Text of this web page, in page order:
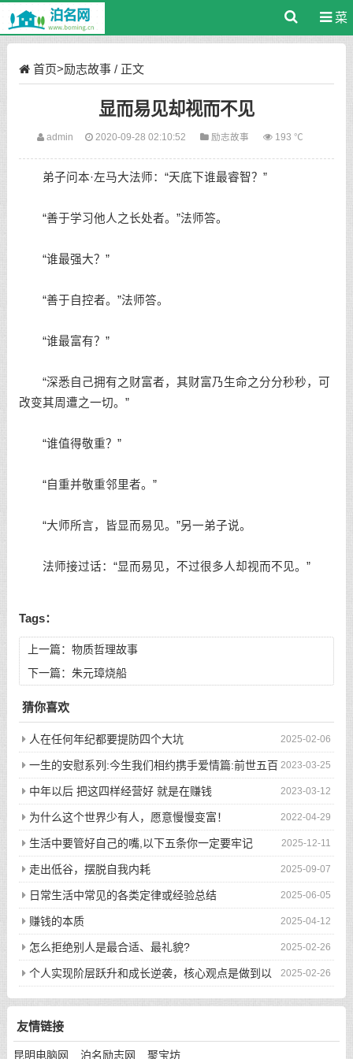
菜
首页>励志故事/ 正文
显而易见却视而不见
admin 2020-09-28 02:10:52 励志故事 193 ℃
弟子问本·左马大法师：“天底下谁最睿智？”
“善于学习他人之长处者。”法师答。
“谁最强大？”
“善于自控者。”法师答。
“谁最富有？”
“深悉自己拥有之财富者，其财富乃生命之分分秒秒，可
改变其周遭之一切。”
“谁值得敬重？”
“自重并敬重邻里者。”
“大师所言，皆显而易见。”另一弟子说。
法师接过话：“显而易见，不过很多人却视而不见。”
Tags：
上一篇： 物质哲理故事
下一篇： 朱元璋烧船
猜你喜欢
2025-02-06
人在任何年纪都要提防四个大坑
2023-03-25
一生的安慰系列:今生我们相约携手爱情篇:前世五百
次的回眸才换来今生的相遇
2023-03-12
中年以后 把这四样经营好 就是在赚钱
2022-04-29
为什么这个世界少有人，愿意慢慢变富！
2025-12-11
生活中要管好自己的嘴,以下五条你一定要牢记
2025-09-07
走出低谷，摆脱自我内耗
2025-06-05
日常生活中常见的各类定律或经验总结
2025-04-12
赚钱的本质
2025-02-26
怎么拒绝别人是最合适、最礼貌?
2025-02-26
个人实现阶层跃升和成长逆袭，核心观点是做到以
下八件事
友情链接
昆明电脑网 泊名励志网 聚宝坊